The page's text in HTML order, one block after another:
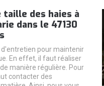
taille des haies à
dans le 47130
d'entretien pour maintenir
En effet, il faut réaliser
manière régulière. Pour
contacter des